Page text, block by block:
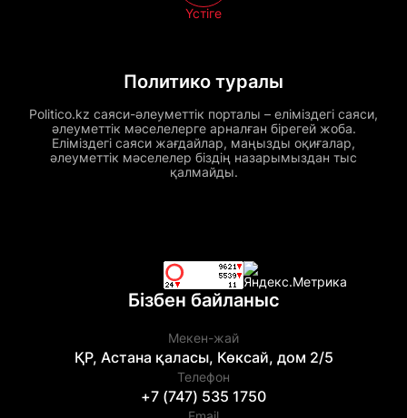
Политико туралы
Politico.kz саяси-әлеуметтік порталы – еліміздегі саяси,
әлеуметтік мәселелерге арналған бірегей жоба.
Еліміздегі саяси жағдайлар, маңызды оқиғалар,
әлеуметтік мәселелер біздің назарымыздан тыс
қалмайды.
Үстіге
Бізбен байланыс
Мекен-жай
ҚР, Астана қаласы, Көксай, дом 2/5
Телефон
+7 (747) 535 1750